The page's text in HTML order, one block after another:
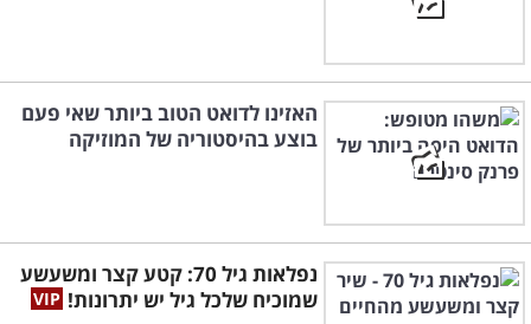
האזינו לדואט הטוב ביותר שאי פעם
בוצע בהיסטוריה של המוזיקה
נפלאות גיל 70: קטע קצר ומשעשע
שמוכיח שלכל גיל יש יתרונות!